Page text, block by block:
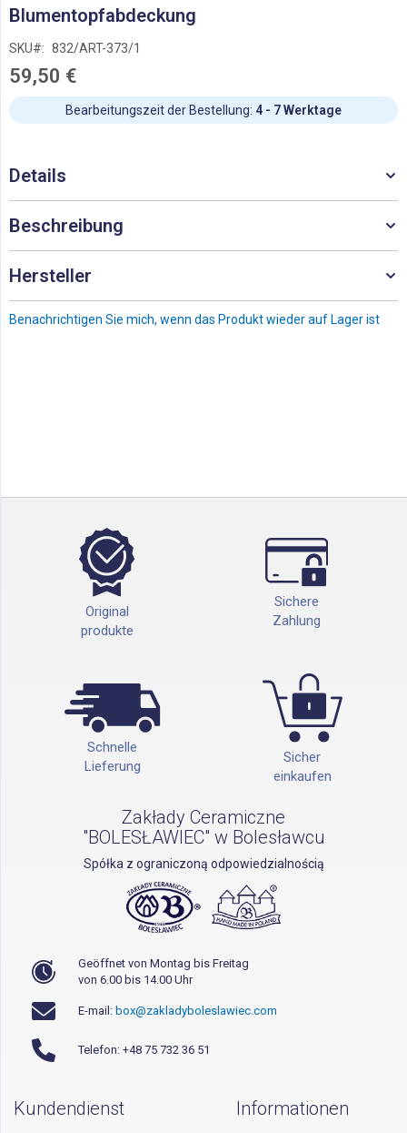
Anfang
Bildgalerie
springen
Blumentopfabdeckung
SKU 832/ART-373/1
59,50 €
Benachrichtigen Sie mich, wenn das Produkt wieder auf Lager ist
Bearbeitungszeit der Bestellung: 4 - 7 Werktage
Details
Beschreibung
Hersteller
Original
produkte
Sichere
Zahlung
Schnelle
Lieferung
Sicher
einkaufen
Zakłady Ceramiczne
"BOLESŁAWIEC" w Bolesławcu
Spółka z ograniczoną odpowiedzialnością
Geöffnet von Montag bis Freitag
von 6.00 bis 14.00 Uhr
E-mail: box@zakladyboleslawiec.com
Telefon: +48 75 732 36 51
Kundendienst Informationen